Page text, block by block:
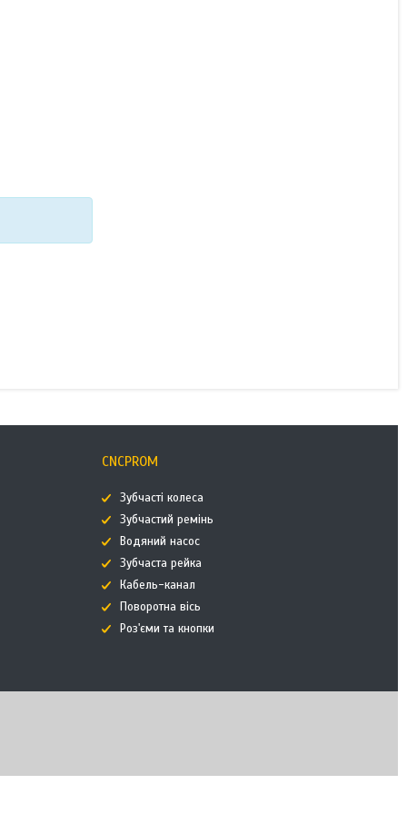
CNCPROM
Зубчасті колеса
Зубчастий ремінь
Водяний насос
Зубчаста рейка
Кабель-канал
Поворотна вісь
Роз'єми та кнопки